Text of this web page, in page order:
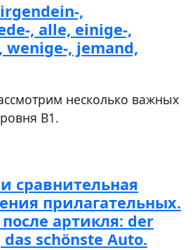
,
, alle, einige-,
wenige-, jemand,
несколько важных
В1.
сравнительная
прилагательных.
артикля: der
schönste Auto.